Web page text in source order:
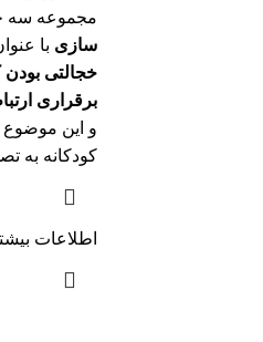
مجموعه سه
سازی با
خجالتی بودن
برقراری
و این موضوع
کودکانه به
اطلاعات